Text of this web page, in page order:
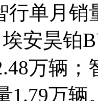
行单月销
安昊铂
万辆
1.79万